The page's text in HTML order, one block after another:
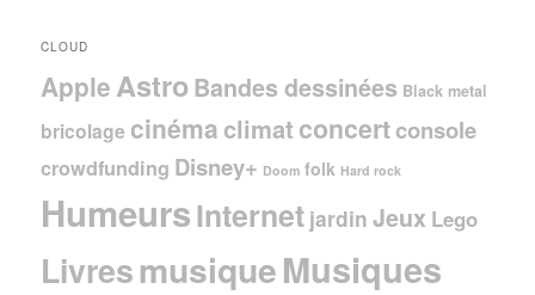
CLOUD
Apple AstroBandes dessinées Black metal
bricolage cinéma climat concertconsole
crowdfunding Disney+ Doom folk Hard rock
HumeursInternet jardin Jeux Lego
LivresmusiqueMusiques